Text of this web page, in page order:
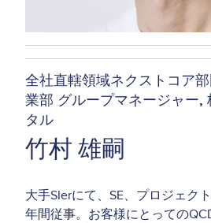
全社直轄領域ネクストコア
業部 グループマネージャー
タル
竹村 雄嗣
大手SIerにて、 SE、プロジェク
年間従事。 お客様にとっての